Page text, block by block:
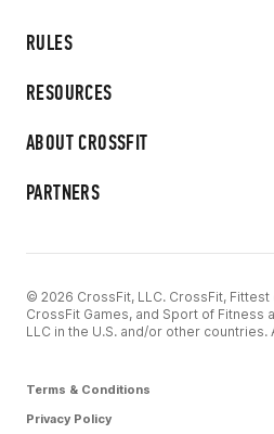
RULES
RESOURCES
ABOUT CROSSFIT
PARTNERS
© 2026 CrossFit, LLC. CrossFit, Fittest
CrossFit Games, and Sport of Fitness
LLC in the U.S. and/or other countries.
Terms & Conditions
Privacy Policy